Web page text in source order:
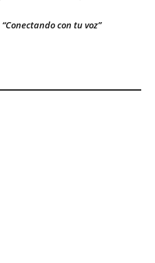
con tu voz”